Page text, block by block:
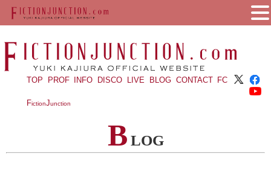
TOP PROF INFO DISCO LIVE BLOG CONTACT FC
FictionJunction
B LOG